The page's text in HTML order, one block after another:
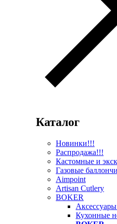
Каталог
Новинки!!!
Распродажа!!!
Кастомные и
Газовые
Aimpoint
Artisan Cutlery
BOKER
Кухонные